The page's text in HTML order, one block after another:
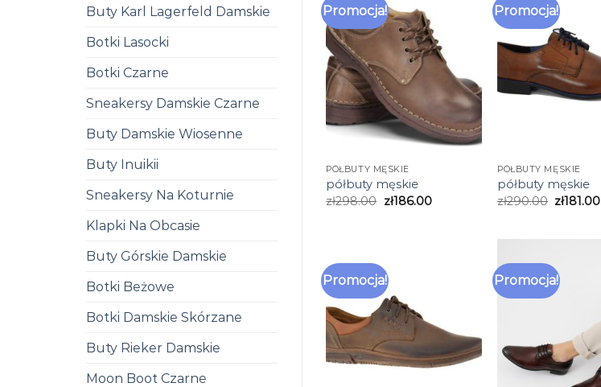
Buty Karl Lagerfeld Damskie
Botki Lasocki
Botki Czarne
Sneakersy Damskie Czarne
Buty Damskie Wiosenne
Buty Inuikii
Sneakersy Na Koturnie
Klapki Na Obcasie
Buty Górskie Damskie
Botki Beżowe
Botki Damskie Skórzane
Buty Rieker Damskie
Moon Boot Czarne
Promocja!
PÓŁBUTY MĘSKIE
półbuty męskie
zł298.00 zł186.00
Promocja!
PÓŁBUTY MĘSKIE
półbuty męskie
zł290.00 zł181.00
Promocja! Promocja!